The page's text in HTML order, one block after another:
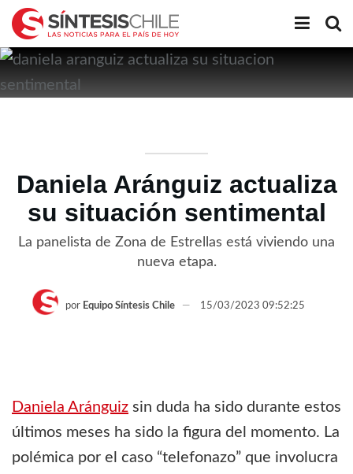
Daniela Aránguiz actualiza
su situación sentimental
La panelista de Zona de Estrellas está viviendo una
nueva etapa.
por Equipo Síntesis Chile 15/03/2023 09:52:25
Daniela Aránguiz sin duda ha sido durante estos
últimos meses ha sido la figura del momento. La
polémica por el caso “telefonazo” que involucra